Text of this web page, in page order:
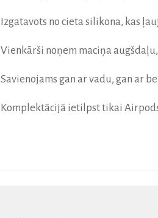
Izgatavots no cieta silikona, kas
Vienkārši noņem maciņa
Savienojams gan ar vadu, gan ar
Komplektācijā ietilpst tikai